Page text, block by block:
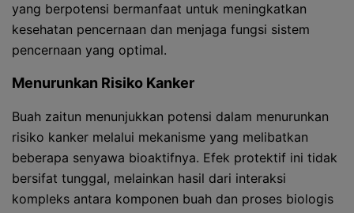
yang berpotensi bermanfaat untuk meningkatkan
kesehatan pencernaan dan menjaga fungsi sistem
pencernaan yang optimal.
Menurunkan Risiko Kanker
Buah zaitun menunjukkan potensi dalam menurunkan
risiko kanker melalui mekanisme yang melibatkan
beberapa senyawa bioaktifnya. Efek protektif ini tidak
bersifat tunggal, melainkan hasil dari interaksi
kompleks antara komponen buah dan proses biologis